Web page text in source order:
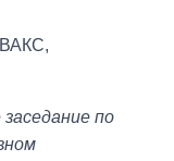
по